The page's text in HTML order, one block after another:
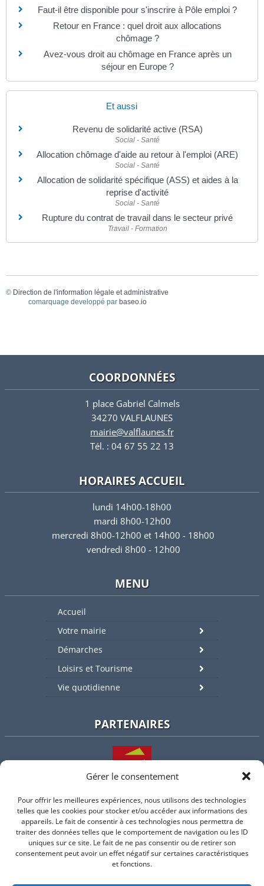
Gérer le consentement
Pour offrir les meilleures expériences, nous utilisons des technologies
telles que les cookies pour stocker et/ou accéder aux informations des
appareils. Le fait de consentir à ces technologies nous permettra de
traiter des données telles que le comportement de navigation ou les ID
uniques sur ce site. Le fait de ne pas consentir ou de retirer son
consentement peut avoir un effet négatif sur certaines caractéristiques
et fonctions.
Faut-il être disponible pour s'inscrire à Pôle emploi ?
Retour en France : quel droit aux allocations
chômage ?
Avez-vous droit au chômage en France après un
séjour en Europe ?
Et aussi
Revenu de solidarité active (RSA)
Social - Santé
Allocation chômage d'aide au retour à l'emploi (ARE)
Social - Santé
Allocation de solidarité spécifique (ASS) et aides à la
reprise d'activité
Social - Santé
Rupture du contrat de travail dans le secteur privé
Travail - Formation
© Direction de l'information légale et administrative
comarquage developpé par baseo.io
COORDONNÉES
1 place Gabriel Calmels
34270 VALFLAUNES
mairie@valflaunes.fr
Tél. : 04 67 55 22 13
HORAIRES ACCUEIL
lundi 14h00-18h00
mardi 8h00-12h00
mercredi 8h00-12h00 et 14h00 - 18h00
vendredi 8h00 - 12h00
MENU
Accueil
Votre mairie
Démarches
Loisirs et Tourisme
Vie quotidienne
PARTENAIRES
L'intercommunalité
Intramuros